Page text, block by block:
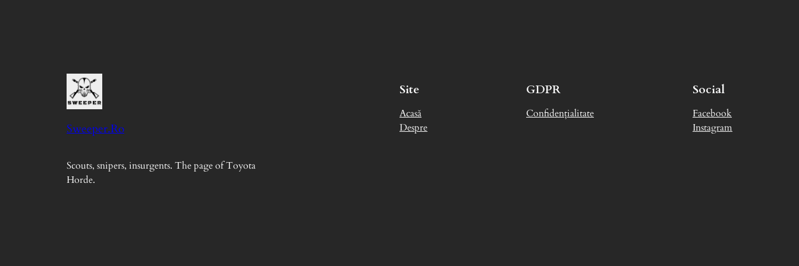
Sweeper.Ro
Scouts, snipers, insurgents. The page of Toyota
Horde.
Site
Acasă
Despre
GDPR
Confidențialitate
Social
Facebook
Instagram